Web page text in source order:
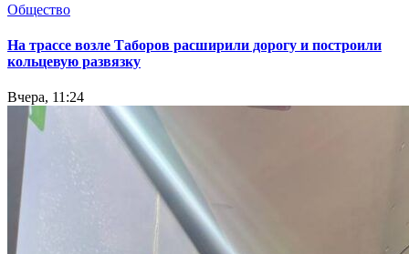
Общество
На трассе возле Таборов расширили дорогу и построили
кольцевую развязку
Вчера, 11:24